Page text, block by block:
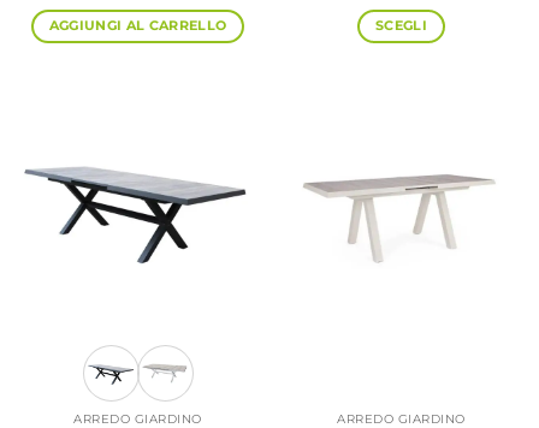
AGGIUNGI AL CARRELLO SCEGLI
Le
opzioni
possono
essere
ARREDO GIARDINO ARREDO GIARDINO